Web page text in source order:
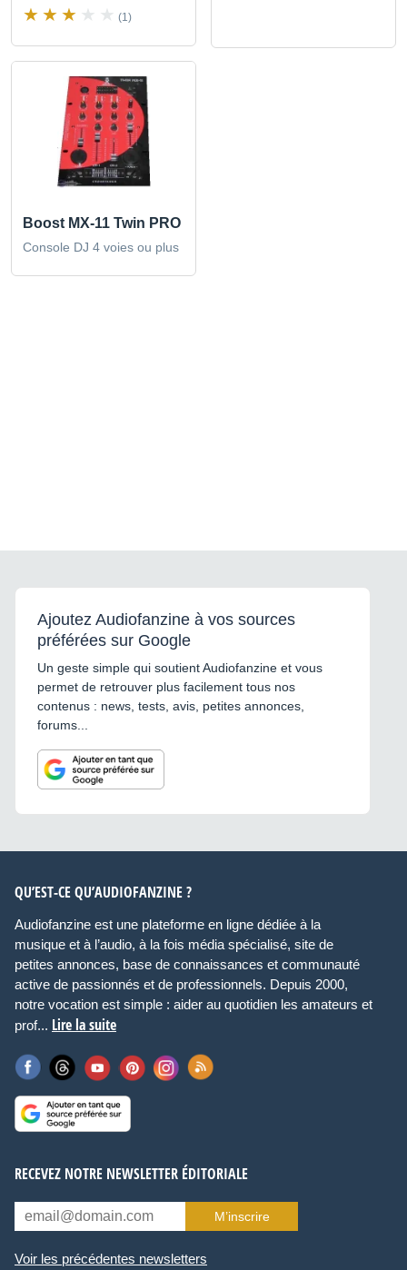
(1)
Boost MX-11 Twin PRO
Console DJ 4 voies ou plus
Ajoutez Audiofanzine à vos sources
préférées sur Google
Un geste simple qui soutient Audiofanzine et vous
permet de retrouver plus facilement tous nos
contenus : news, tests, avis, petites annonces,
forums...
QU’EST-CE QU’AUDIOFANZINE ?
Audiofanzine est une plateforme en ligne dédiée à la
musique et à l’audio, à la fois média spécialisé, site de
petites annonces, base de connaissances et communauté
active de passionnés et de professionnels. Depuis 2000,
notre vocation est simple : aider au quotidien les amateurs et
prof... Lire la suite
RECEVEZ NOTRE NEWSLETTER ÉDITORIALE
M’inscrire
Voir les précédentes newsletters